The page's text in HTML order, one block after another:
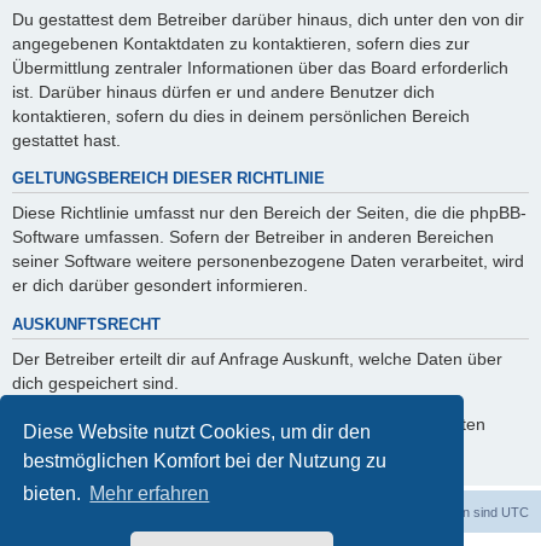
Diese Website nutzt Cookies, um dir den
bestmöglichen Komfort bei der Nutzung zu
bieten. Mehr erfahren
Du gestattest dem Betreiber darüber hinaus, dich unter den von dir
angegebenen Kontaktdaten zu kontaktieren, sofern dies zur
Übermittlung zentraler Informationen über das Board erforderlich
ist. Darüber hinaus dürfen er und andere Benutzer dich
kontaktieren, sofern du dies in deinem persönlichen Bereich
gestattet hast.
GELTUNGSBEREICH DIESER RICHTLINIE
Diese Richtlinie umfasst nur den Bereich der Seiten, die die phpBB-
Software umfassen. Sofern der Betreiber in anderen Bereichen
seiner Software weitere personenbezogene Daten verarbeitet, wird
er dich darüber gesondert informieren.
AUSKUNFTSRECHT
Der Betreiber erteilt dir auf Anfrage Auskunft, welche Daten über
dich gespeichert sind.
Du kannst jederzeit die Löschung bzw. Sperrung deiner Daten
verlangen. Kontaktiere hierzu bitte den Betreiber.
Alle Zeiten sind UTC